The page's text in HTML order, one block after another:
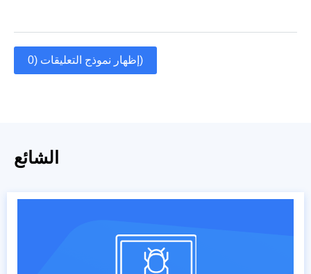
إظهار نموذج التعليقات (0)
الشائع